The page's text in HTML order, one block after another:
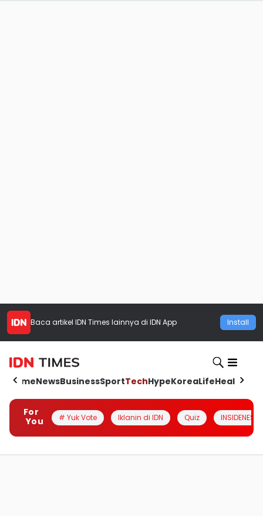
Baca artikel IDN Times lainnya di IDN App Install
HomeNewsBusinessSportTechHypeKoreaLifeHealth
For
You
# Yuk Vote Iklanin di IDN Quiz INSIDENESIA